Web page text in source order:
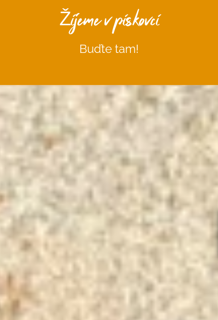
Žijeme v pískovci
Buďte tam!